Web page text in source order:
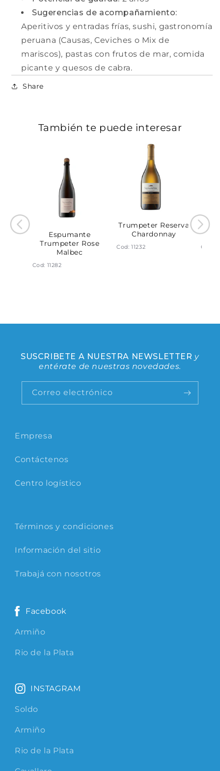
Sugerencias de acompañamiento:
Aperitivos y entradas frías, sushi, gastronomía
peruana (Causas, Ceviches o Mix de
mariscos), pastas con frutos de mar, comida
picante y quesos de cabra.
Share
También te puede interesar
Espumante
Trumpeter Rose
Malbec
Cod: 11282
Trumpeter Reserva
Chardonnay
Cod: 11232 Cod:
Empresa
Contáctenos
Centro logístico
Términos y condiciones
Información del sitio
Trabajá con nosotros
Facebook
Armiño
Rio de la Plata
INSTAGRAM
Soldo
Armiño
Rio de la Plata
SUSCRIBETE A NUESTRA NEWSLETTER y
entérate de nuestras novedades.
Correo electrónico